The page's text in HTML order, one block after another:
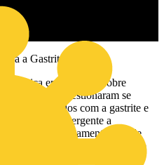
a Gastrite crónica!
crónica em que falei sobre
que me questionaram se
relacionados com a gastrite e
tal, é emergente a
que, efetivamente, são de
segundo as estatísticas, um em
problemas.